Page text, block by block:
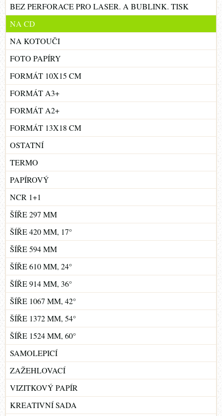
BEZ PERFORACE PRO LASER. A BUBLINK. TISK
NA CD
NA KOTOUČI
FOTO PAPÍRY
FORMÁT 10X15 CM
FORMÁT A3+
FORMÁT A2+
FORMÁT 13X18 CM
OSTATNÍ
TERMO
PAPÍROVÝ
NCR 1+1
ŠÍŘE 297 MM
ŠÍŘE 420 MM, 17°
ŠÍŘE 594 MM
ŠÍŘE 610 MM, 24°
ŠÍŘE 914 MM, 36°
ŠÍŘE 1067 MM, 42°
ŠÍŘE 1372 MM, 54°
ŠÍŘE 1524 MM, 60°
SAMOLEPICÍ
ZAŽEHLOVACÍ
VIZITKOVÝ PAPÍR
KREATIVNÍ SADA